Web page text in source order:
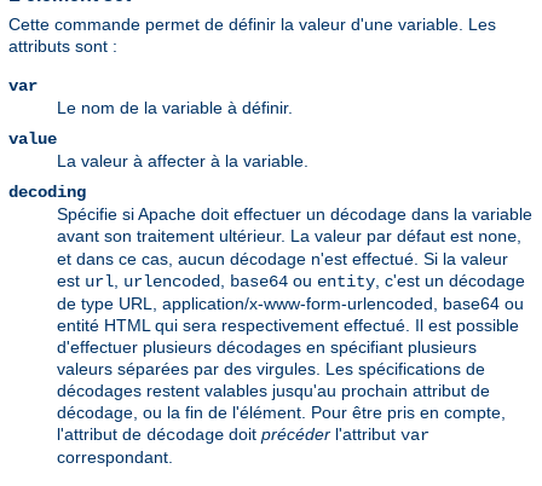
Cette commande permet de définir la valeur d'une variable. Les
attributs sont :
var
Le nom de la variable à définir.
value
La valeur à affecter à la variable.
decoding
Spécifie si Apache doit effectuer un décodage dans la variable
avant son traitement ultérieur. La valeur par défaut est none,
et dans ce cas, aucun décodage n'est effectué. Si la valeur
est url, urlencoded, base64 ou entity, c'est un décodage
de type URL, application/x-www-form-urlencoded, base64 ou
entité HTML qui sera respectivement effectué. Il est possible
d'effectuer plusieurs décodages en spécifiant plusieurs
valeurs séparées par des virgules. Les spécifications de
décodages restent valables jusqu'au prochain attribut de
décodage, ou la fin de l'élément. Pour être pris en compte,
l'attribut de décodage doit précéder l'attribut var
correspondant.